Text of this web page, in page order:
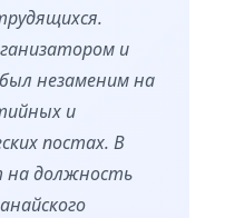
и
незаменим на
и
постах. В
на должность